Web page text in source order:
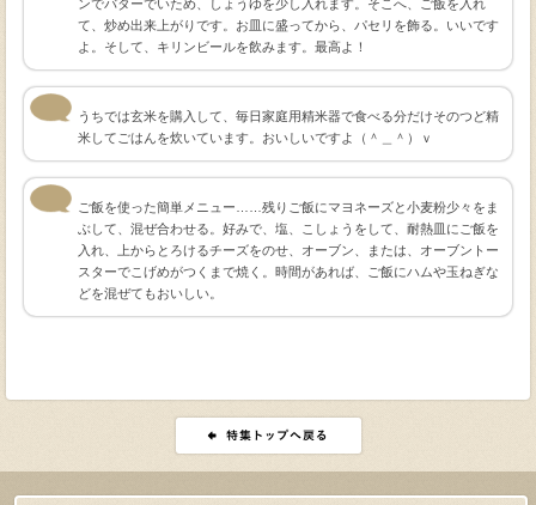
ンでバターでいため、しょうゆを少し入れます。そこへ、ご飯を入れ
て、炒め出来上がりです。お皿に盛ってから、パセリを飾る。いいです
よ。そして、キリンビールを飲みます。最高よ！
うちでは玄米を購入して、毎日家庭用精米器で食べる分だけそのつど精
米してごはんを炊いています。おいしいですよ（＾＿＾）ｖ
ご飯を使った簡単メニュー……残りご飯にマヨネーズと小麦粉少々をま
ぶして、混ぜ合わせる。好みで、塩、こしょうをして、耐熱皿にご飯を
入れ、上からとろけるチーズをのせ、オーブン、または、オーブントー
スターでこげめがつくまで焼く。時間があれば、ご飯にハムや玉ねぎな
どを混ぜてもおいしい。